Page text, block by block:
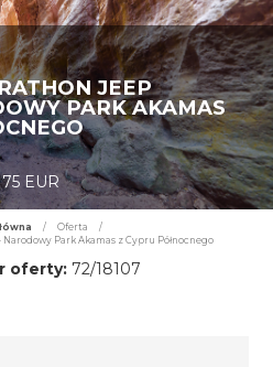
JEEP
PARK AKAMAS
EUR
/ Oferta
/
Park Akamas z Cypru Północnego
oferty: 72/18107